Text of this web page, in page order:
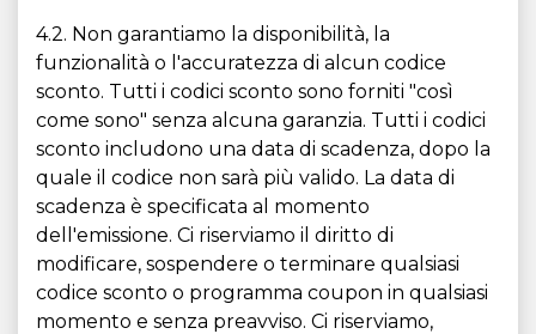
4.2. Non garantiamo la disponibilità, la
funzionalità o l'accuratezza di alcun codice
sconto. Tutti i codici sconto sono forniti "così
come sono" senza alcuna garanzia. Tutti i codici
sconto includono una data di scadenza, dopo la
quale il codice non sarà più valido. La data di
scadenza è specificata al momento
dell'emissione. Ci riserviamo il diritto di
modificare, sospendere o terminare qualsiasi
codice sconto o programma coupon in qualsiasi
momento e senza preavviso. Ci riserviamo,